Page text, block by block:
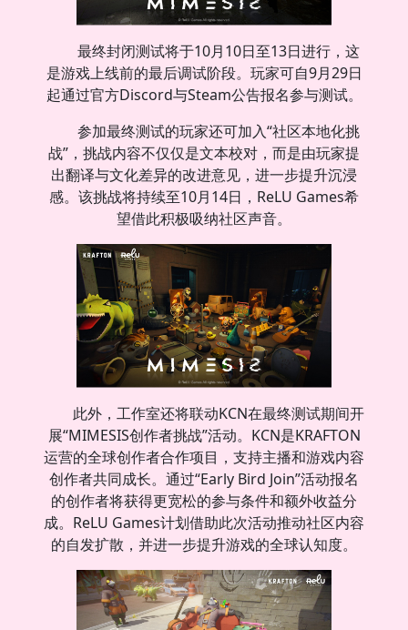
最终封闭测试将于10月10日至13日进行，这
是游戏上线前的最后调试阶段。玩家可自9月29日
起通过官方Discord与Steam公告报名参与测试。
参加最终测试的玩家还可加入“社区本地化挑
战”，挑战内容不仅仅是文本校对，而是由玩家提
出翻译与文化差异的改进意见，进一步提升沉浸
感。该挑战将持续至10月14日，ReLU Games希
望借此积极吸纳社区声音。
此外，工作室还将联动KCN在最终测试期间开
展“MIMESIS创作者挑战”活动。KCN是KRAFTON
运营的全球创作者合作项目，支持主播和游戏内容
创作者共同成长。通过“Early Bird Join”活动报名
的创作者将获得更宽松的参与条件和额外收益分
成。ReLU Games计划借助此次活动推动社区内容
的自发扩散，并进一步提升游戏的全球认知度。